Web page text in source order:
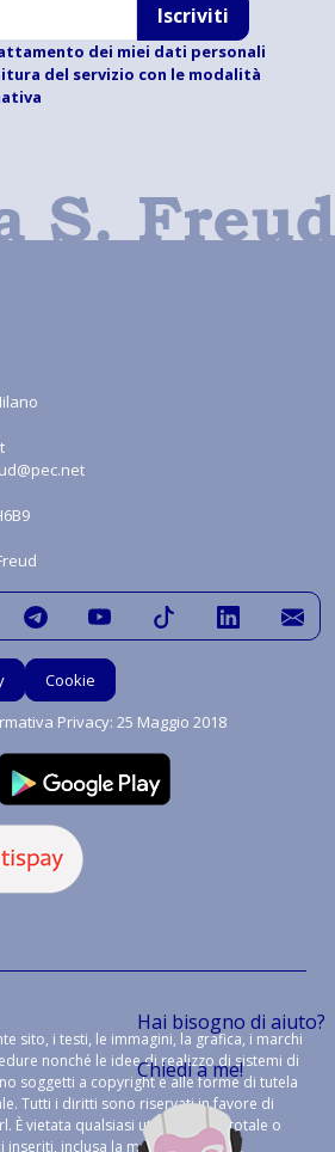
Hai bisogno di aiuto?
Chiedi a me!
Iscriviti
dei miei dati personali
del servizio con le modalità
Cookie
Privacy: 25 Maggio 2018
sito, i testi, le immagini, la grafica, i marchi
nonché le idee di realizzo di sistemi di
soggetti a copyright e alle forme di tutela
Tutti i diritti sono riservati in favore di
È vietata qualsiasi utilizzazione, totale o
inseriti, inclusa la memorizzazione,